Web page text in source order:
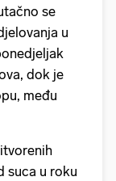
se
u
dok je
među
suca u roku